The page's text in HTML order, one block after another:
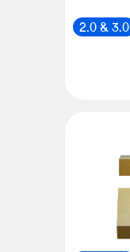
2.0 & 3.0